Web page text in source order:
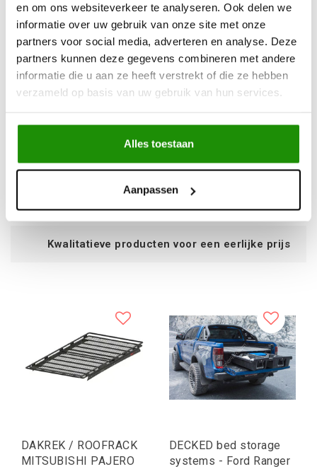
en om ons websiteverkeer te analyseren. Ook delen we
informatie over uw gebruik van onze site met onze
partners voor social media, adverteren en analyse. Deze
partners kunnen deze gegevens combineren met andere
informatie die u aan ze heeft verstrekt of die ze hebben
verzameld op basis van uw gebruik van hun services.
Alles toestaan
Aanpassen
OVERNACHTING /
Excl. btw
285/70-17 BFGoodrich
Excl. btw
€359,00
Incl. btw
producten voor een eerlijke prijs
DAKREK / ROOFRACK
MITSUBISHI PAJERO
DECKED bed storage
systems - Ford Ranger